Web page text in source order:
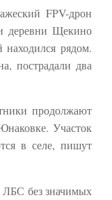
FPV-дрон
деревни Щекино
рядом.
пострадали два
продолжают
Участок
в селе, пишут
ЛБС без значимых